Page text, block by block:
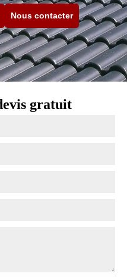
Nous contacter
gratuit